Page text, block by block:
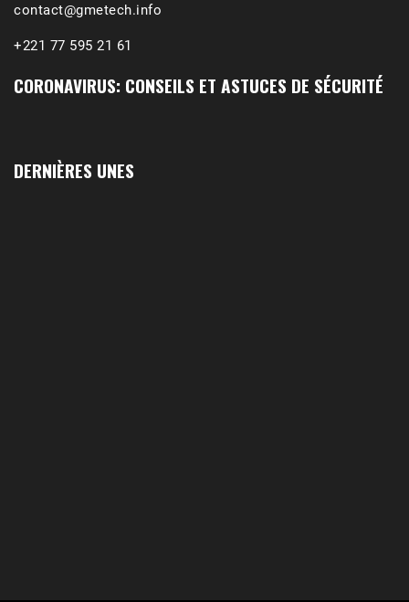
contact@gmetech.info
+221 77 595 21 61
CORONAVIRUS: CONSEILS ET ASTUCES DE SÉCURITÉ
DERNIÈRES UNES